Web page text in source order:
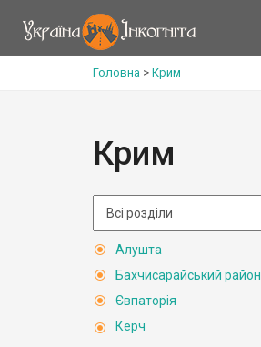
Головна > Крим
Крим
Алушта
Бахчисарайський район
Євпаторія
Керч